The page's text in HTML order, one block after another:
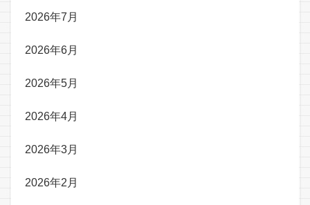
2026年7月
2026年6月
2026年5月
2026年4月
2026年3月
2026年2月